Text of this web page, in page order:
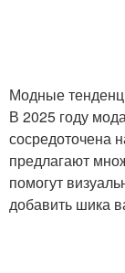
Стрижка
Модные
В 2025 году
сосредоточена
предлагают
помогут
добавить шика